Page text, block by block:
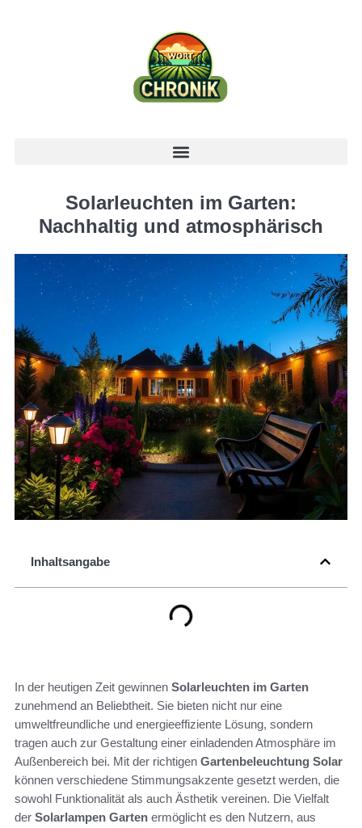
Solarleuchten im Garten:
Nachhaltig und atmosphärisch
Inhaltsangabe
In der heutigen Zeit gewinnen Solarleuchten im Garten
zunehmend an Beliebtheit. Sie bieten nicht nur eine
umweltfreundliche und energieeffiziente Lösung, sondern
tragen auch zur Gestaltung einer einladenden Atmosphäre im
Außenbereich bei. Mit der richtigen Gartenbeleuchtung Solar
können verschiedene Stimmungsakzente gesetzt werden, die
sowohl Funktionalität als auch Ästhetik vereinen. Die Vielfalt
der Solarlampen Garten ermöglicht es den Nutzern, aus